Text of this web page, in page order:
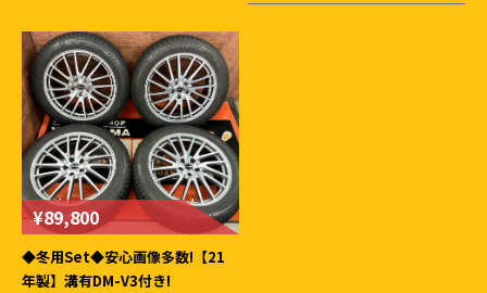
¥89,800
◆冬用Set◆安心画像多数!【21
年製】溝有DM-V3付き!